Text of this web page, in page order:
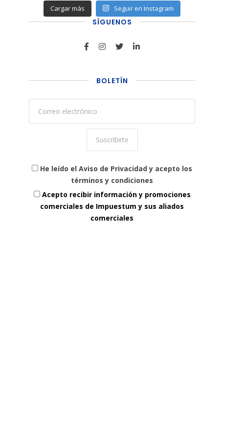
Cargar más Seguir en Instagram
SÍGUENOS
BOLETÍN
He leído el Aviso de Privacidad y acepto los
términos y condiciones
Acepto recibir información y promociones
comerciales de Impuestum y sus aliados
comerciales